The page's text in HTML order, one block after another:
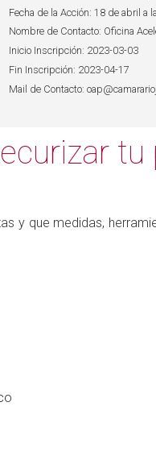
Fecha de la Acción: 18 de abril a
Nombre de Contacto: Oficina
Inicio Inscripción: 2023-03-03
Fin Inscripción: 2023-04-17
Mail de Contacto:
tu
y que medidas,